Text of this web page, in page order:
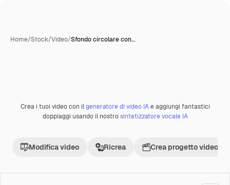
Home/Stock/Video/Sfondo circolare con…
Premium
Crea i tuoi video con ilgeneratore di video IAe aggiungi fantastici
doppiaggi usando il nostrosintetizzatore vocale IA
Modifica video Ricrea Crea progetto video